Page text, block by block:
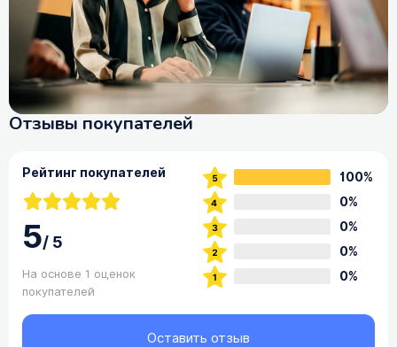
Отзывы покупателей
Рейтинг покупателей
5/5
На основе 1 оценок
покупателей
100%
0%
0%
0%
0%
Оставить отзыв